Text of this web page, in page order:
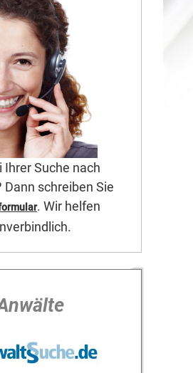
Suche nach
schreiben Sie
. Wir helfen